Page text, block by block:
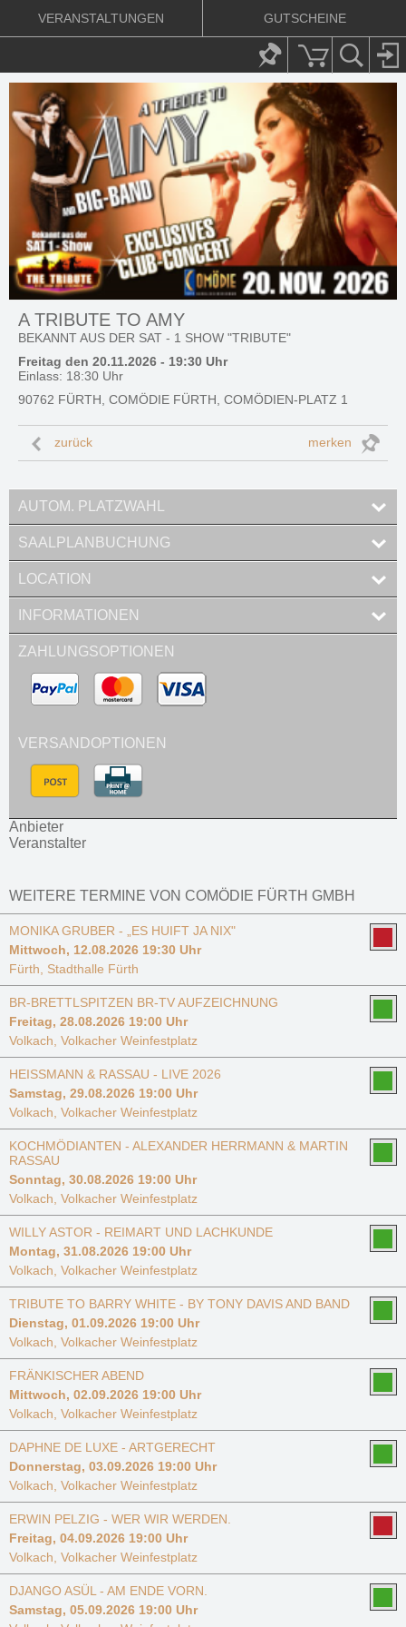
VERANSTALTUNGEN GUTSCHEINE
A TRIBUTE TO AMY
BEKANNT AUS DER SAT - 1 SHOW "TRIBUTE"
Freitag den 20.11.2026 - 19:30 Uhr
Einlass: 18:30 Uhr
90762 FÜRTH, COMÖDIE FÜRTH, COMÖDIEN-PLATZ 1
zurück merken
AUTOM. PLATZWAHL
SAALPLANBUCHUNG
LOCATION
INFORMATIONEN
ZAHLUNGSOPTIONEN
VERSANDOPTIONEN
Anbieter
Veranstalter
WEITERE TERMINE VON COMÖDIE FÜRTH GMBH
MONIKA GRUBER - „ES HUIFT JA NIX"
Mittwoch, 12.08.2026 19:30 Uhr
Fürth, Stadthalle Fürth
BR-BRETTLSPITZEN BR-TV AUFZEICHNUNG
Freitag, 28.08.2026 19:00 Uhr
Volkach, Volkacher Weinfestplatz
HEISSMANN & RASSAU - LIVE 2026
Samstag, 29.08.2026 19:00 Uhr
Volkach, Volkacher Weinfestplatz
KOCHMÖDIANTEN - ALEXANDER HERRMANN & MARTIN
RASSAU
Sonntag, 30.08.2026 19:00 Uhr
Volkach, Volkacher Weinfestplatz
WILLY ASTOR - REIMART UND LACHKUNDE
Montag, 31.08.2026 19:00 Uhr
Volkach, Volkacher Weinfestplatz
TRIBUTE TO BARRY WHITE - BY TONY DAVIS AND BAND
Dienstag, 01.09.2026 19:00 Uhr
Volkach, Volkacher Weinfestplatz
FRÄNKISCHER ABEND
Mittwoch, 02.09.2026 19:00 Uhr
Volkach, Volkacher Weinfestplatz
DAPHNE DE LUXE - ARTGERECHT
Donnerstag, 03.09.2026 19:00 Uhr
Volkach, Volkacher Weinfestplatz
ERWIN PELZIG - WER WIR WERDEN.
Freitag, 04.09.2026 19:00 Uhr
Volkach, Volkacher Weinfestplatz
DJANGO ASÜL - AM ENDE VORN.
Samstag, 05.09.2026 19:00 Uhr